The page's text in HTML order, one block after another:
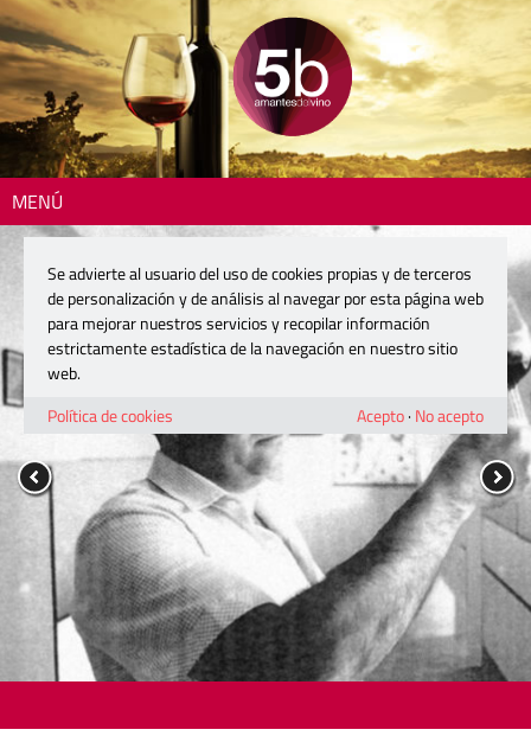
MENÚ
Se advierte al usuario del uso de cookies propias y de terceros
de personalización y de análisis al navegar por esta página web
para mejorar nuestros servicios y recopilar información
estrictamente estadística de la navegación en nuestro sitio
web.
Política de cookies
Acepto· No acepto